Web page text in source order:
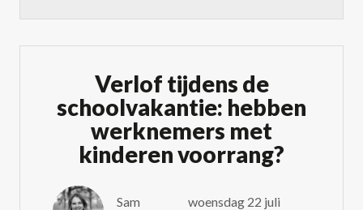
Verlof tijdens de
schoolvakantie: hebben
werknemers met
kinderen voorrang?
Sam
woensdag 22 juli